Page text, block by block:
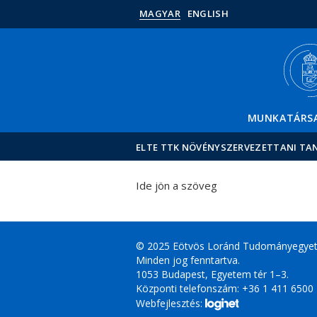
MAGYAR ENGLISH
ELTE TTK NÖVÉNYSZERVEZETTANI
Ide jön a szöveg
© 2025 Eötvös Loránd
Minden jog fenntartva.
1053 Budapest, Egyetem tér 1–3.
Központi telefonszám: +36 1 411 6500
Webfejlesztés: